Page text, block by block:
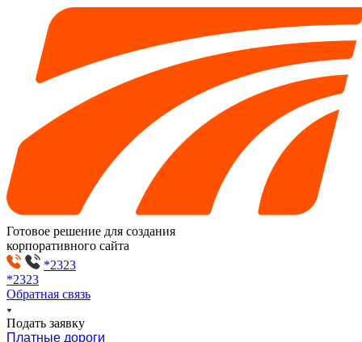
Готовое решение для создания
корпоративного сайта
*2323
*2323
Обратная связь
Подать заявку
Платные дороги